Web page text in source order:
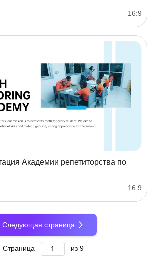
16:9
Академии репетиторства по
16:9
Следующая страница
Страница из 9